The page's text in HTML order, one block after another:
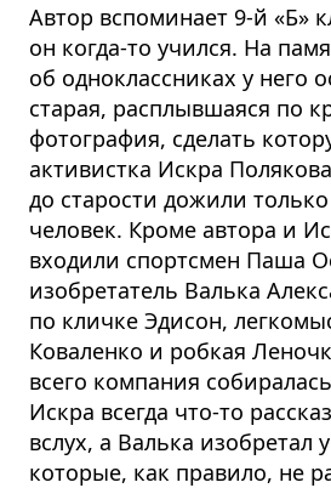
Автор вспоминает 9-й «Б»
он когда-то учился. На
об одноклассниках у него
старая, расплывшаяся по
фотография, сделать
активистка Искра
до старости дожили
человек. Кроме автора и
входили спортсмен Паша
изобретатель Валька
по кличке Эдисон,
Коваленко и робкая
всего компания
Искра всегда что-то
вслух, а Валька изобретал
которые, как правило, не